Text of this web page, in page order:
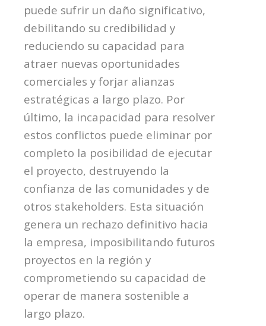
puede sufrir un daño significativo,
debilitando su credibilidad y
reduciendo su capacidad para
atraer nuevas oportunidades
comerciales y forjar alianzas
estratégicas a largo plazo. Por
último, la incapacidad para resolver
estos conflictos puede eliminar por
completo la posibilidad de ejecutar
el proyecto, destruyendo la
confianza de las comunidades y de
otros stakeholders. Esta situación
genera un rechazo definitivo hacia
la empresa, imposibilitando futuros
proyectos en la región y
comprometiendo su capacidad de
operar de manera sostenible a
largo plazo.